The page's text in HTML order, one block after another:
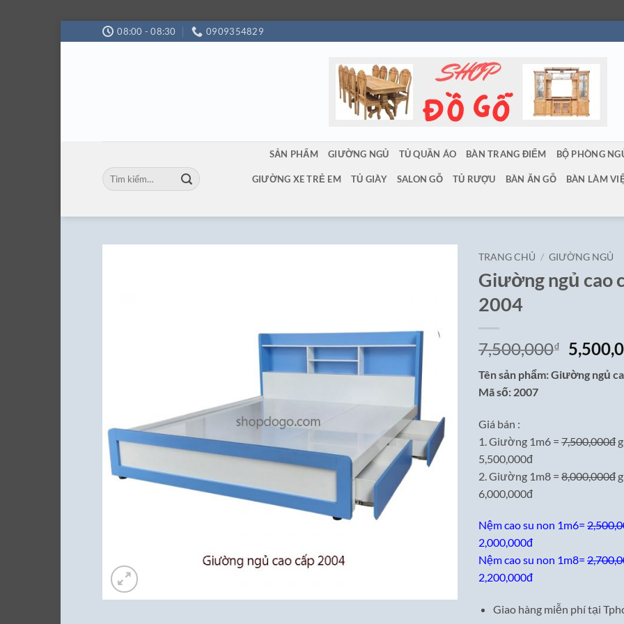
qua
08:00 - 08:30 0909354829
Tìm
kiếm:
SẢN PHẨM GIƯỜNG NGỦ TỦ QUẦN ÁO BÀN TRANG ĐIỂM BỘ PHÒNG
GIƯỜNG XE TRẺ EM TỦ GIÀY SALON GỖ TỦ RƯỢU BÀN ĂN GỖ BÀN LÀM
TRANG CHỦ / GIƯỜNG NGỦ
Giường ngủ cao
2004
7,500,000₫
Giá
gốc
là:
Tên sản phẩm: Giường ngủ
Mã số: 2007
Giá bán :
1. Giường 1m6 = 7,500,000đ
5,500,000đ
2. Giường 1m8 = 8,000,000đ
6,000,000đ
Nệm cao su non 1m6=
2,000,000đ
Nệm cao su non 1m8=
2,200,000đ
Giao hàng miễn phí tại